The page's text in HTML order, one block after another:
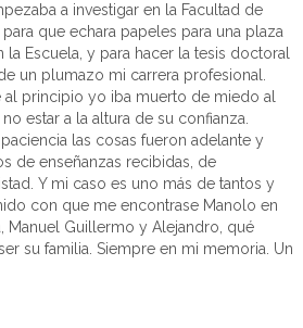
a investigar en la Facultad de
que echara papeles para una plaza
Escuela, y para hacer la tesis doctoral
un plumazo mi carrera profesional.
principio yo iba muerto de miedo al
estar a la altura de su confianza.
las cosas fueron adelante y
de enseñanzas recibidas, de
Y mi caso es uno más de tantos y
con que me encontrase Manolo en
Manuel Guillermo y Alejandro, qué
su familia. Siempre en mi memoria. Un